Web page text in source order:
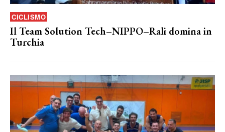
CICLISMO
Il Team Solution Tech–NIPPO–Rali domina in
Turchia